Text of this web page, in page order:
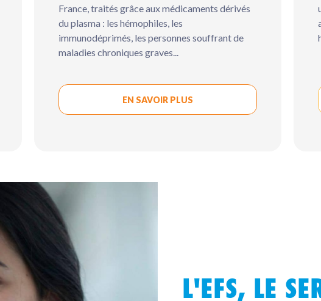
France, traités grâce aux médicaments dérivés
du plasma : les hémophiles, les
immunodéprimés, les personnes souffrant de
maladies chroniques graves...
EN SAVOIR PLUS
L'EFS, LE